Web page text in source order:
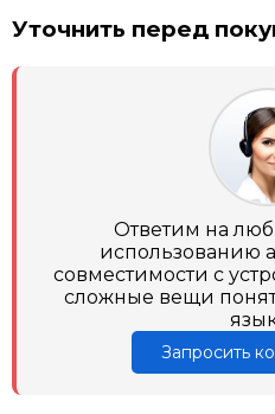
Уточнить перед
Ответим на
использованию
совместимости с
сложные вещи
Запросить